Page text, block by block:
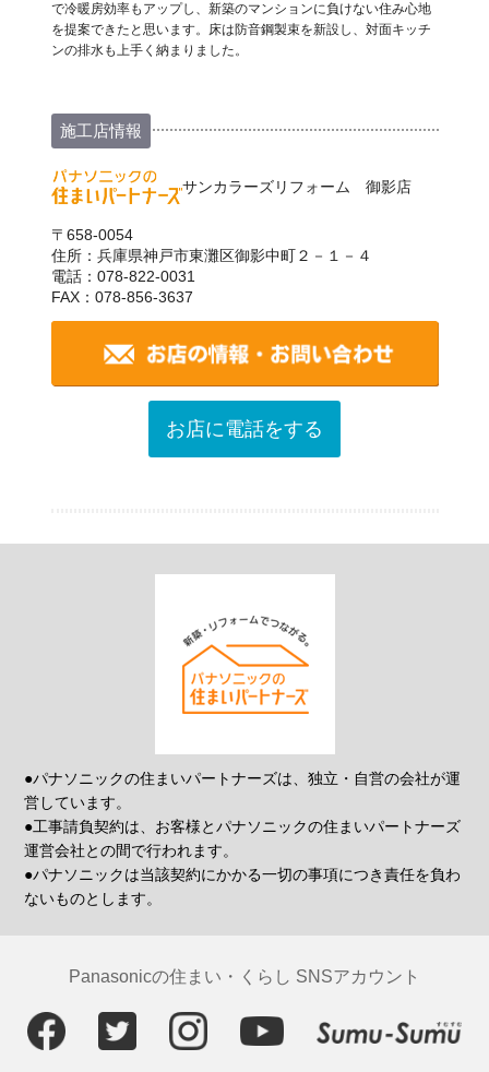
で冷暖房効率もアップし、新築のマンションに負けない住み心地
を提案できたと思います。床は防音鋼製束を新設し、対面キッチ
ンの排水も上手く納まりました。
施工店情報
サンカラーズリフォーム 御影店
〒658-0054
住所：兵庫県神戸市東灘区御影中町２－１－４
電話：078-822-0031
FAX：078-856-3637
お店に電話をする
●パナソニックの住まいパートナーズは、独立・自営の会社が運
営しています。
●工事請負契約は、お客様とパナソニックの住まいパートナーズ
運営会社との間で行われます。
●パナソニックは当該契約にかかる一切の事項につき責任を負わ
ないものとします。
Panasonicの住まい・くらし SNSアカウント